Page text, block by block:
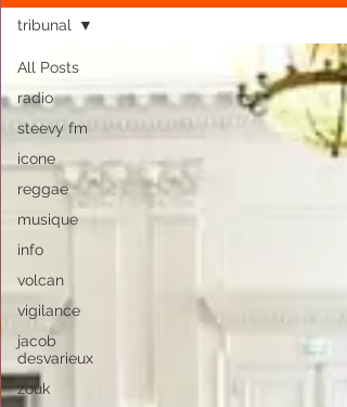
All Posts
radio
steevy fm
icone
reggae
musique
info
volcan
vigilance
jacob
desvarieux
zouk
tribunal